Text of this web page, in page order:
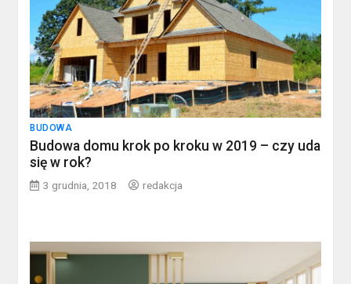
BUDOWA
Budowa domu krok po kroku w 2019 – czy uda
się w rok?
3 grudnia, 2018 redakcja